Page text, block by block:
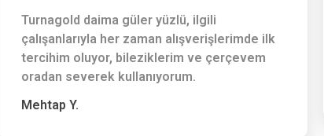
Turnagold daima güler yüzlü, ilgili
çalışanlarıyla her zaman alışverişlerimde ilk
tercihim oluyor, bileziklerim ve çerçevem
oradan severek kullanıyorum.
Mehtap Y.